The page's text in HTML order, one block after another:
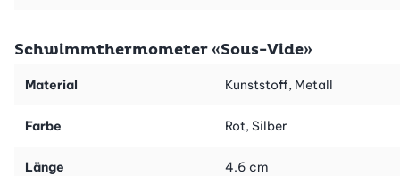
Schwimmthermometer «Sous-Vide»
Material Kunststoff, Metall
Farbe Rot, Silber
Länge 4.6 cm